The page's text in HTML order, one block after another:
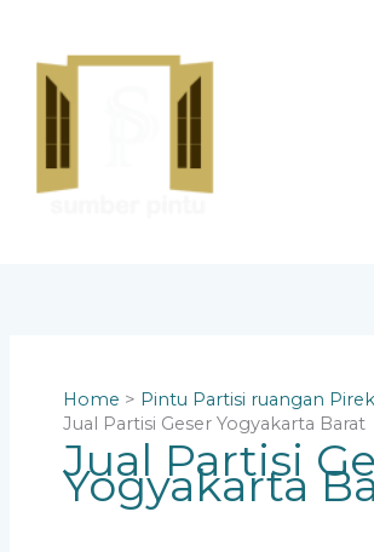
content
Home
Pintu Partisi ruangan
Jual Partisi Geser Yogyakarta Barat
Jual Partisi
Yogyakarta